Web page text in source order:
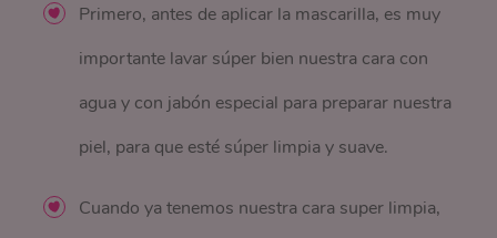
Primero, antes de aplicar la mascarilla, es muy
importante lavar súper bien nuestra cara con
agua y con jabón especial para preparar nuestra
piel, para que esté súper limpia y suave.
Cuando ya tenemos nuestra cara super limpia,